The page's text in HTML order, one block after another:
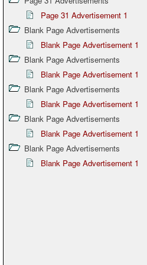
Page 31 Advertisement 1
Blank Page Advertisements
Blank Page Advertisement 1
Blank Page Advertisements
Blank Page Advertisement 1
Blank Page Advertisements
Blank Page Advertisement 1
Blank Page Advertisements
Blank Page Advertisement 1
Blank Page Advertisements
Blank Page Advertisement 1